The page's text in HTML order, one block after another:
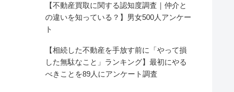
【不動産買取に関する認知度調査｜仲介と
の違いを知っている？】男女500人アンケー
ト
【相続した不動産を手放す前に「やって損
した無駄なこと」ランキング】最初にやる
べきことを89人にアンケート調査